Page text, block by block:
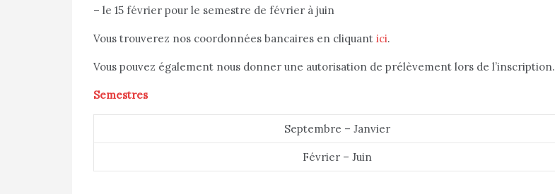
– le 15 février pour le semestre de février à juin
Vous trouverez nos coordonnées bancaires en cliquant ici.
Vous pouvez également nous donner une autorisation de prélèvement lors de l’inscription.
Semestres
Septembre – Janvier
Février – Juin